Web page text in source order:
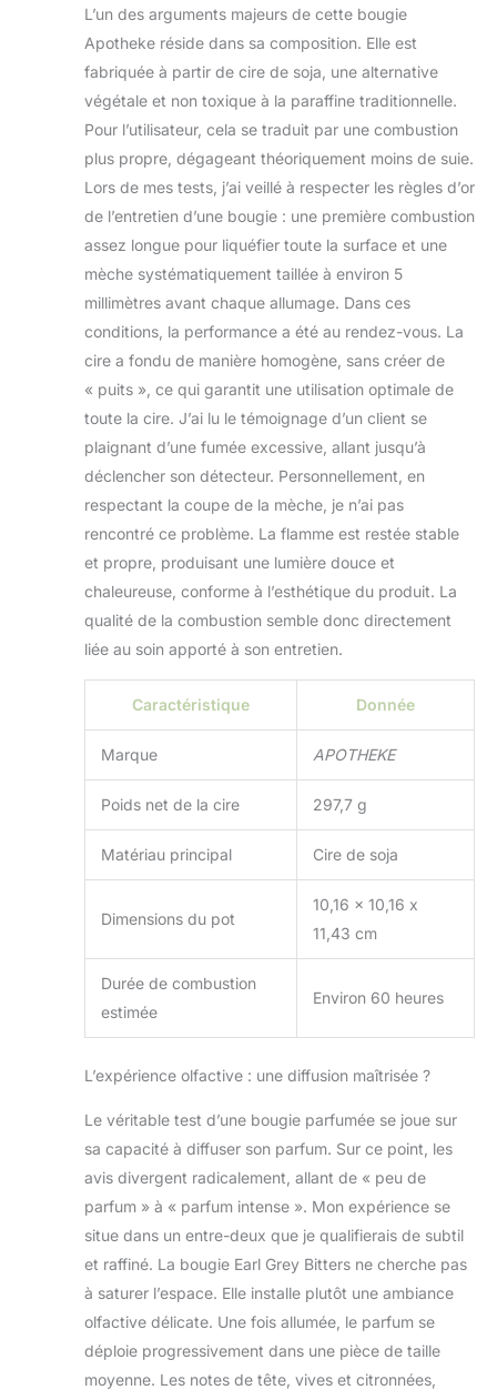
parfumeurs de
renommée mondiale
pour créer des
parfums qui durent.
Toutes les bougies
APOTHEKE
contiennent 15 % à
parfumées, soit plus
de trois fois la
quantité trouvée
dans les bougies
Nous les gardons
propres : nos
bougies sont
fabriquées avec un
mélange de cire de
soja et une mèche
en coton, ce qui en
fait un choix plus
sûr pour votre
maison. Nous
meilleures pratiques
pour garantir que
nos bougies sont à
base de plantes et
animaux. Les
produits APOTHEKE
sont sans sulfate et
phtalates,
végétaliens, sans
OGM et doux pour
les peaux sensibles.
dans notre usine à
amour, de Brooklyn :
comme une
personnelle de la
parfumée et de la
dans une cuisine de
Brooklyn, le
fondateur Chrissy
Fichtl a fait de
marque de parfum
de luxe renommée.
Fidèle à ses racines
de Brooklyn et à son
contemporaine,
L’un des arguments majeurs de cette bougie
Apotheke réside dans sa composition. Elle est
fabriquée à partir de cire de soja, une alternative
végétale et non toxique à la paraffine traditionnelle.
Pour l’utilisateur, cela se traduit par une combustion
plus propre, dégageant théoriquement moins de suie.
Lors de mes tests, j’ai veillé à respecter les règles d’or
de l’entretien d’une bougie : une première combustion
assez longue pour liquéfier toute la surface et une
mèche systématiquement taillée à environ 5
millimètres avant chaque allumage. Dans ces
conditions, la performance a été au rendez-vous. La
cire a fondu de manière homogène, sans créer de
« puits », ce qui garantit une utilisation optimale de
toute la cire. J’ai lu le témoignage d’un client se
plaignant d’une fumée excessive, allant jusqu’à
déclencher son détecteur. Personnellement, en
respectant la coupe de la mèche, je n’ai pas
rencontré ce problème. La flamme est restée stable
et propre, produisant une lumière douce et
chaleureuse, conforme à l’esthétique du produit. La
qualité de la combustion semble donc directement
liée au soin apporté à son entretien.
Caractéristique Donnée
Marque APOTHEKE
Poids net de la cire 297,7 g
Matériau principal Cire de soja
Dimensions du pot
10,16 x 10,16 x
11,43 cm
Durée de combustion
estimée
Environ 60 heures
L’expérience olfactive : une diffusion maîtrisée ?
Le véritable test d’une bougie parfumée se joue sur
sa capacité à diffuser son parfum. Sur ce point, les
avis divergent radicalement, allant de « peu de
parfum » à « parfum intense ». Mon expérience se
situe dans un entre-deux que je qualifierais de subtil
et raffiné. La bougie Earl Grey Bitters ne cherche pas
à saturer l’espace. Elle installe plutôt une ambiance
olfactive délicate. Une fois allumée, le parfum se
déploie progressivement dans une pièce de taille
moyenne. Les notes de tête, vives et citronnées,